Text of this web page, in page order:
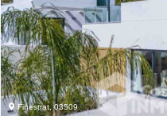
Finestrat, 03509